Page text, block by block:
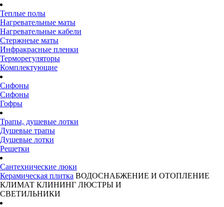
Теплые полы
Нагревательные маты
Нагревательные кабели
Стержнеые маты
Инфракрасные пленки
Терморегуляторы
Комплектующие
Сифоны
Сифоны
Гофры
Трапы, душевые лотки
Душевые трапы
Душевые лотки
Решетки
Сантехнические люки
Керамическая плитка ВОДОСНАБЖЕНИЕ И ОТОПЛЕНИЕ
КЛИМАТ КЛИНИНГ ЛЮСТРЫ И
СВЕТИЛЬНИКИ